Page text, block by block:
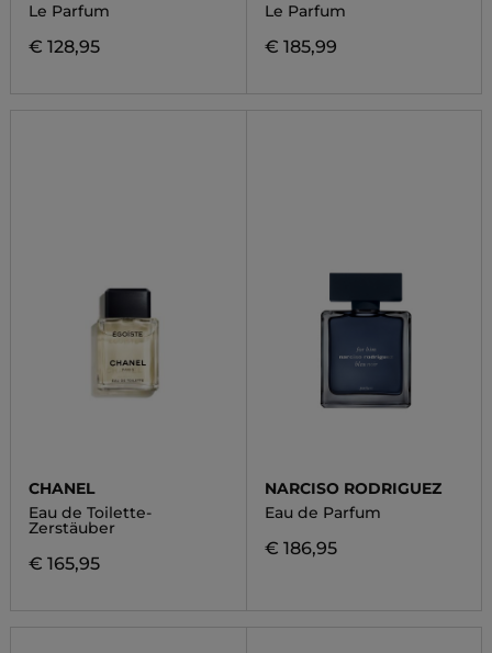
Le Parfum
€ 128,95
Le Parfum
€ 185,99
CHANEL
Eau de Toilette-
Zerstäuber
€ 165,95
NARCISO RODRIGUEZ
Eau de Parfum
€ 186,95